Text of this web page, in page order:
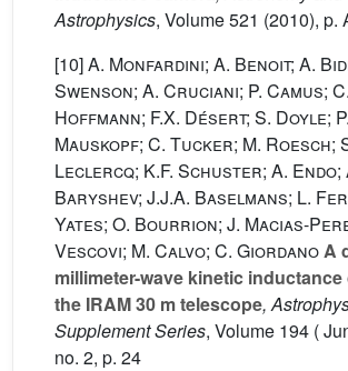
Astrophysics, Volume 521 (2010), p.
[10]A. Monfardini; A. Benoit; A.
Swenson; A. Cruciani; P. Camus; C.
Hoffmann; F.X. Désert; S. Doyle;
Mauskopf; C. Tucker; M. Roesch;
Leclercq; K.F. Schuster; A. Endo;
Baryshev; J.J.A. Baselmans; L.
Yates; O. Bourrion; J. Macias-
Vescovi; M. Calvo; C. GiordanoA
millimeter-wave kinetic inductance
the IRAM 30 m telescope,
Supplement Series, Volume 194 (
no. 2, p. 24